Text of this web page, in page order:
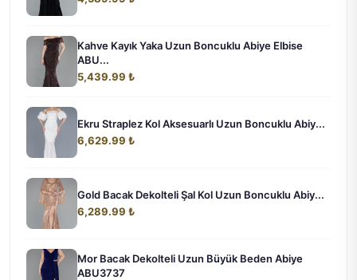
Kahve Kayık Yaka Uzun Boncuklu Abiye Elbise
ABU...
5,439.99 ₺
Ekru Straplez Kol Aksesuarlı Uzun Boncuklu Abiy...
6,629.99 ₺
Gold Bacak Dekolteli Şal Kol Uzun Boncuklu Abiy...
6,289.99 ₺
Mor Bacak Dekolteli Uzun Büyük Beden Abiye
ABU3737